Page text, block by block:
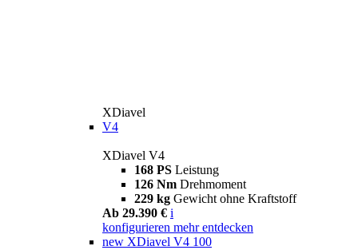
XDiavel
V4
XDiavel V4
168 PS Leistung
126 Nm Drehmoment
229 kg Gewicht ohne Kraftstoff
Ab 29.390 € i
konfigurieren mehr entdecken
new XDiavel V4 100